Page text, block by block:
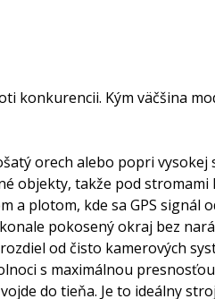
Kým väčšina
orech alebo popri
objekty, takže pod
a plotom, kde sa GPS
pokosený okraj bez
od čisto kamerových
s maximálnou
do tieňa. Je to ideálny